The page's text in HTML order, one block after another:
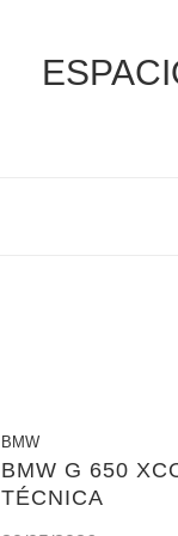
BMW
BMW G 650
TÉCNICA